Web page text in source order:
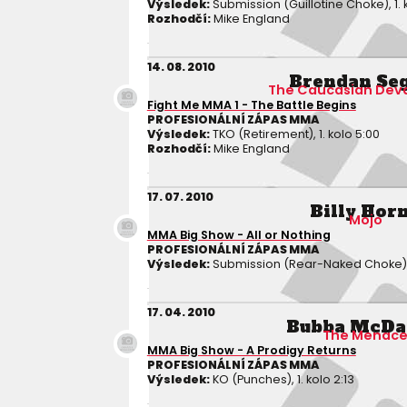
Výsledek:Submission (Guillotine Choke), 1.
Rozhodčí:Mike England
14. 08. 2010
Brendan
The Caucasian
Fight Me MMA 1 - The Battle Begins
PROFESIONÁLNÍ ZÁPAS MMA
Výsledek:TKO (Retirement), 1. kolo 5:00
Rozhodčí:Mike England
17. 07. 2010
BillyMojo
MMA Big Show - All or Nothing
PROFESIONÁLNÍ ZÁPAS MMA
Výsledek:Submission (Rear-Naked Choke),
17. 04. 2010
Bubba
The
MMA Big Show - A Prodigy Returns
PROFESIONÁLNÍ ZÁPAS MMA
Výsledek:KO (Punches), 1. kolo 2:13